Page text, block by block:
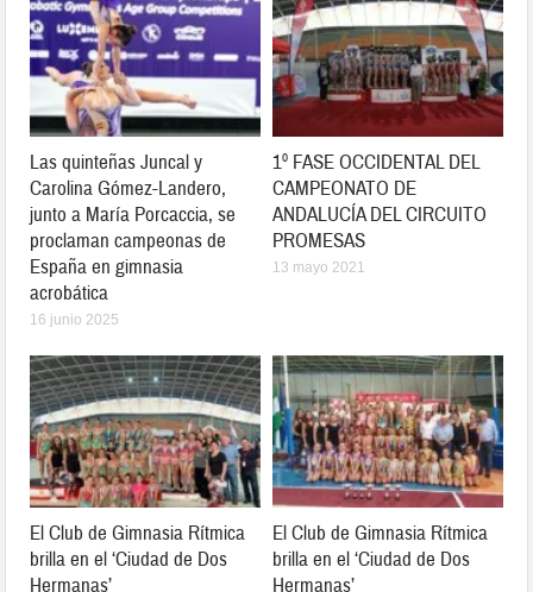
Las quinteñas Juncal y
Carolina Gómez-Landero,
junto a María Porcaccia, se
proclaman campeonas de
España en gimnasia
acrobática
16 junio 2025
1º FASE OCCIDENTAL DEL
CAMPEONATO DE
ANDALUCÍA DEL CIRCUITO
PROMESAS
13 mayo 2021
El Club de Gimnasia Rítmica
brilla en el ‘Ciudad de Dos
Hermanas’
El Club de Gimnasia Rítmica
brilla en el ‘Ciudad de Dos
Hermanas’